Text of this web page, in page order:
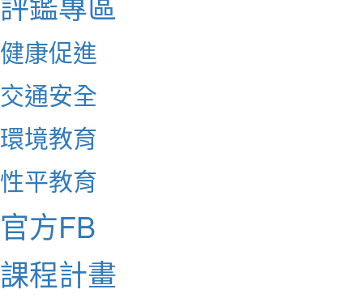
健康促進
交通安全
環境教育
性平教育
官方FB
課程計畫